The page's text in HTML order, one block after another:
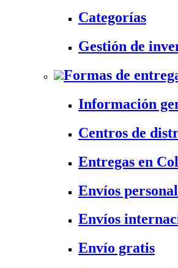
Categorías
Gestión de
Formas de
Información
Centros de
Entregas en
Envíos
Envíos
Envío gratis